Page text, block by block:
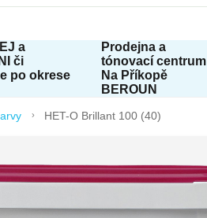
a
či
po okrese
Prodejna a
tónovací centrum
Na Příkopě
BEROUN
HET-O Brillant 100 (40)